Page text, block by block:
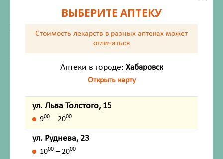
ХАРАКТЕРИСТИКИ
Шеньчжень
Жизненно важный
Описание
ВЫБЕРИТЕ АПТЕКУ
Стоимость лекарств в разных аптеках может
отличаться
Аптеки в городе: Хабаровск
Открыть карту
ул. Льва Толстого, 15
900 – 2000
ул. Руднева, 23
1000 – 2000